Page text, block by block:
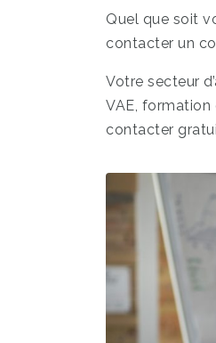
Quel que soit
contacter un
Votre secteur
VAE,
contacter